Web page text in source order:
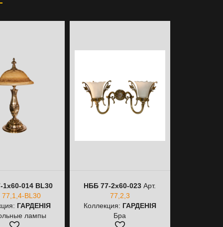
014 BL30
77,1,4-BL30
ГАРДЕНІЯ
лампы
НББ 77-2х60-023 Арт.
77,2,3
Коллекция: ГАРДЕНІЯ
Бра